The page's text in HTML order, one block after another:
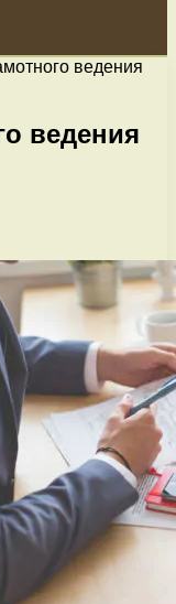
ведения
ведения